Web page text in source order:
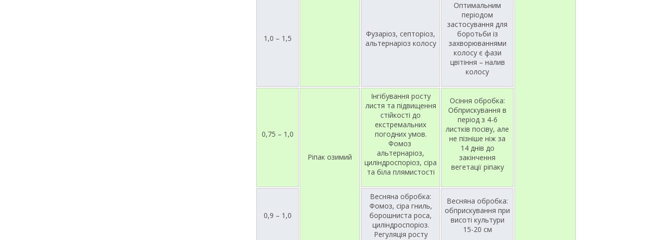
1,0 – 1,5
Фузаріоз, септоріоз,
альтернаріоз колосу
Оптимальним
періодом
застосування для
боротьби із
захворюваннями
колосу є фази
цвітіння – налив
колосу
0,75 – 1,0
Ріпак озимий
Інгібування росту
листя та підвищення
стійкості до
екстремальних
погодних умов.
Фомоз
альтернаріоз,
циліндроспоріоз, сіра
та біла плямистості
Осіння обробка:
Обприскування в
період з 4-6
листків посіву, але
не пізніше ніж за
14 днів до
закінчення
вегетації ріпаку
0,9 – 1,0
Весняна обробка:
Фомоз, сіра гниль,
борошниста роса,
циліндроспоріоз.
Регуляція росту
Весняна обробка:
обприскування при
висоті культури
15-20 см